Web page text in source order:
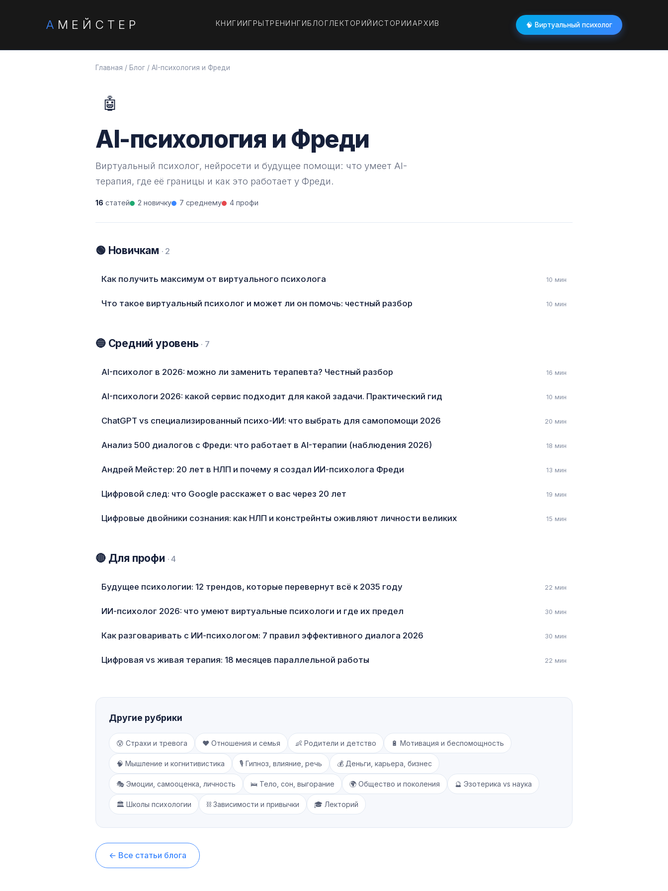
А МЕЙСТЕР КНИГИИГРЫТРЕНИНГИБЛОГЛЕКТОРИЙ ИСТОРИИ АРХИВ 🧠 Виртуальный психолог
Главная / Блог / AI-психология и Фреди
🤖
AI-психология и Фреди
Виртуальный психолог, нейросети и будущее помощи: что умеет AI-
терапия, где её границы и как это работает у Фреди.
16 статей 2 новичку 7 среднему 4 профи
🟢 Новичкам · 2
Как получить максимум от виртуального психолога 10 мин
Что такое виртуальный психолог и может ли он помочь: честный разбор 10 мин
🔵 Средний уровень · 7
AI-психолог в 2026: можно ли заменить терапевта? Честный разбор 16 мин
AI-психологи 2026: какой сервис подходит для какой задачи. Практический гид 10 мин
ChatGPT vs специализированный психо-ИИ: что выбрать для самопомощи 2026 20 мин
Анализ 500 диалогов с Фреди: что работает в AI-терапии (наблюдения 2026) 18 мин
Андрей Мейстер: 20 лет в НЛП и почему я создал ИИ-психолога Фреди 13 мин
Цифровой след: что Google расскажет о вас через 20 лет 19 мин
Цифровые двойники сознания: как НЛП и констрейнты оживляют личности великих 15 мин
🔴 Для профи · 4
Будущее психологии: 12 трендов, которые перевернут всё к 2035 году 22 мин
ИИ-психолог 2026: что умеют виртуальные психологи и где их предел 30 мин
Как разговаривать с ИИ-психологом: 7 правил эффективного диалога 2026 30 мин
Цифровая vs живая терапия: 18 месяцев параллельной работы 22 мин
Другие рубрики
😰 Страхи и тревога ❤️ Отношения и семья 👶 Родители и детство 🔋 Мотивация и беспомощность
🧠 Мышление и когнитивистика 🎙️ Гипноз, влияние, речь 💰 Деньги, карьера, бизнес
🎭 Эмоции, самооценка, личность 🛌 Тело, сон, выгорание 🌍 Общество и поколения 🔮 Эзотерика vs наука
🏛️ Школы психологии ⛓️ Зависимости и привычки 🎓 Лекторий
← Все статьи блога